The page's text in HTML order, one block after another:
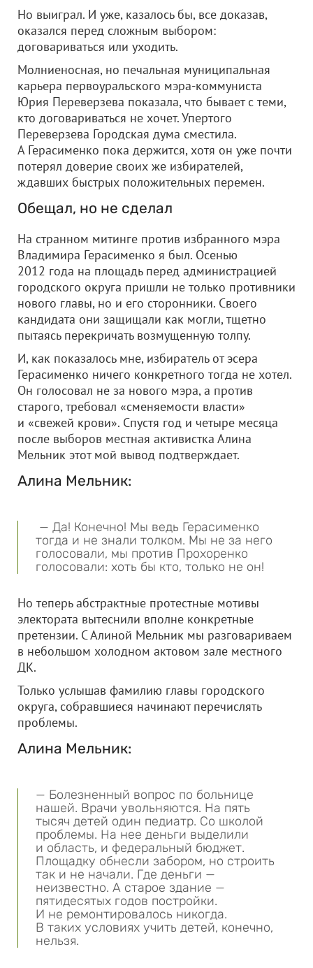
Но выиграл. И уже, казалось бы, все доказав,
оказался перед сложным выбором:
договариваться или уходить.
Молниеносная, но печальная муниципальная
карьера первоуральского мэра-коммуниста
Юрия Переверзева показала, что бывает с теми,
кто договариваться не хочет. Упертого
Переверзева Городская дума сместила.
А Герасименко пока держится, хотя он уже почти
потерял доверие своих же избирателей,
ждавших быстрых положительных перемен.
Обещал, но не сделал
На странном митинге против избранного мэра
Владимира Герасименко я был. Осенью
2012 года на площадь перед администрацией
городского округа пришли не только противники
нового главы, но и его сторонники. Своего
кандидата они защищали как могли, тщетно
пытаясь перекричать возмущенную толпу.
И, как показалось мне, избиратель от эсера
Герасименко ничего конкретного тогда не хотел.
Он голосовал не за нового мэра, а против
старого, требовал «сменяемости власти»
и «свежей крови». Спустя год и четыре месяца
после выборов местная активистка Алина
Мельник этот мой вывод подтверждает.
Алина Мельник:
— Да! Конечно! Мы ведь Герасименко
тогда и не знали толком. Мы не за него
голосовали, мы против Прохоренко
голосовали: хоть бы кто, только не он!
Но теперь абстрактные протестные мотивы
электората вытеснили вполне конкретные
претензии. С Алиной Мельник мы разговариваем
в небольшом холодном актовом зале местного
ДК.
Только услышав фамилию главы городского
округа, собравшиеся начинают перечислять
проблемы.
Алина Мельник:
— Болезненный вопрос по больнице
нашей. Врачи увольняются. На пять
тысяч детей один педиатр. Со школой
проблемы. На нее деньги выделили
и область, и федеральный бюджет.
Площадку обнесли забором, но строить
так и не начали. Где деньги —
неизвестно. А старое здание —
пятидесятых годов постройки.
И не ремонтировалось никогда.
В таких условиях учить детей, конечно,
нельзя.